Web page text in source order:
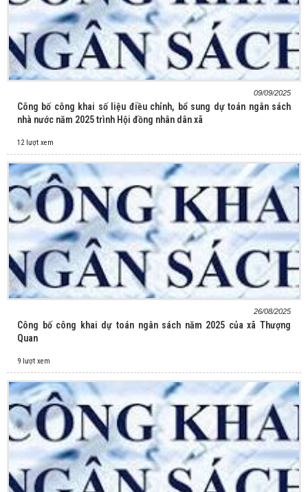
09/09/2025
Công bố công khai số liệu điều chỉnh, bổ sung dự toán ngân sách
nhà nước năm 2025 trình Hội đồng nhân dân xã
12 lượt xem
26/08/2025
Công bố công khai dự toán ngân sách năm 2025 của xã Thượng
Quan
9 lượt xem